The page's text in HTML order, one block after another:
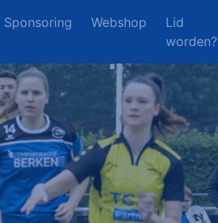
Sponsoring Webshop
Lid
worden?